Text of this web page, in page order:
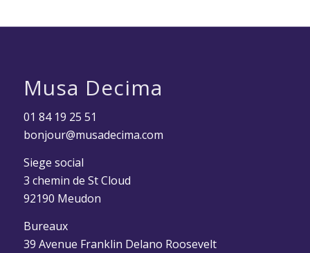
Musa Decima
01 84 19 25 51
bonjour@musadecima.com
Siege social
3 chemin de St Cloud
92190 Meudon
Bureaux
39 Avenue Franklin Delano Roosevelt